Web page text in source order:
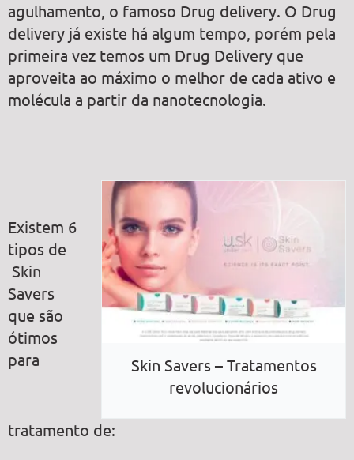
agulhamento, o famoso Drug delivery. O Drug
delivery já existe há algum tempo, porém pela
primeira vez temos um Drug Delivery que
aproveita ao máximo o melhor de cada ativo e
molécula a partir da nanotecnologia.
Skin Savers – Tratamentos
revolucionários
Existem 6
tipos de
Skin
Savers
que são
ótimos
para
tratamento de: